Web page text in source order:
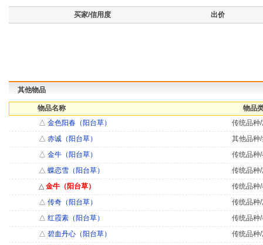
买家/信用度 出价
其他物品
物品名称
物品
△ 金色阳春（阳台草）
传统品种
△ 赤诚（阳台草）
其他品种
△ 金牛（阳台草）
传统品种
△ 蝶恋雪（阳台草）
传统品种
△ 金牛（阳台草）
传统品种
△ 传奇（阳台草）
传统品种
△ 红霞素（阳台草）
传统品种
△ 碧血丹心（阳台草）
传统品种